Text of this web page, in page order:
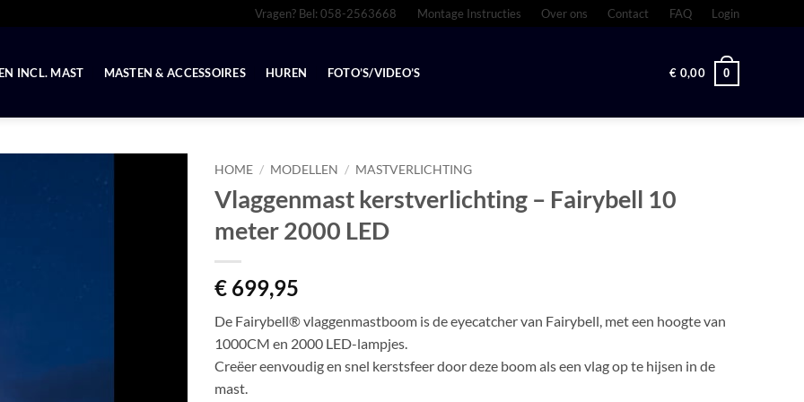
Vragen? Bel: 058-2563668 Montage Instructies Over ons Contact FAQ Login
INCL. MAST MASTEN & ACCESSOIRES HUREN FOTO’S/VIDEO’S € 0,00 0
HOME / MODELLEN / MASTVERLICHTING
Vlaggenmast kerstverlichting – Fairybell 10
meter 2000 LED
€ 699,95
De Fairybell® vlaggenmastboom is de eyecatcher van Fairybell, met een hoogte van
1000CM en 2000 LED-lampjes.
Creëer eenvoudig en snel kerstsfeer door deze boom als een vlag op te hijsen in de
mast.